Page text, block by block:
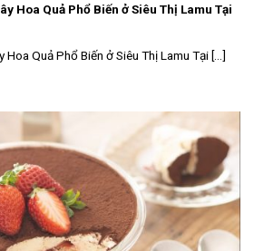
Hoa Quả Phổ Biến ở Siêu Thị Lamu Tại
Hoa Quả Phổ Biến ở Siêu Thị Lamu Tại [...]